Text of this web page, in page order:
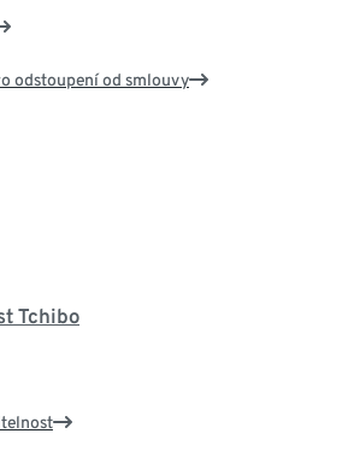
odstoupení od smlouvy
Tchibo